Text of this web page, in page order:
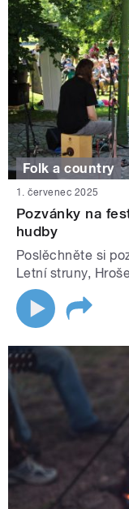
Folk a country
1. červenec 2025
Pozvánky na
hudby
Poslěchněte si
Letní struny,